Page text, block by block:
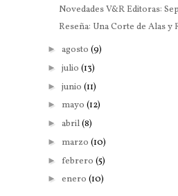
Novedades V&R Editoras:
Reseña: Una Corte de Alas y
►agosto(9)
►julio(13)
►junio(11)
► mayo(12)
►abril(8)
► marzo(10)
► febrero(5)
►enero(10)